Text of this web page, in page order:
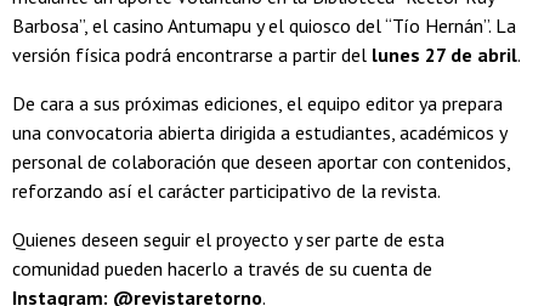
Barbosa”, el casino Antumapu y el quiosco del “Tío Hernán”. La
versión física podrá encontrarse a partir del lunes 27 de abril.
De cara a sus próximas ediciones, el equipo editor ya prepara
una convocatoria abierta dirigida a estudiantes, académicos y
personal de colaboración que deseen aportar con contenidos,
reforzando así el carácter participativo de la revista.
Quienes deseen seguir el proyecto y ser parte de esta
comunidad pueden hacerlo a través de su cuenta de
Instagram: @revistaretorno.